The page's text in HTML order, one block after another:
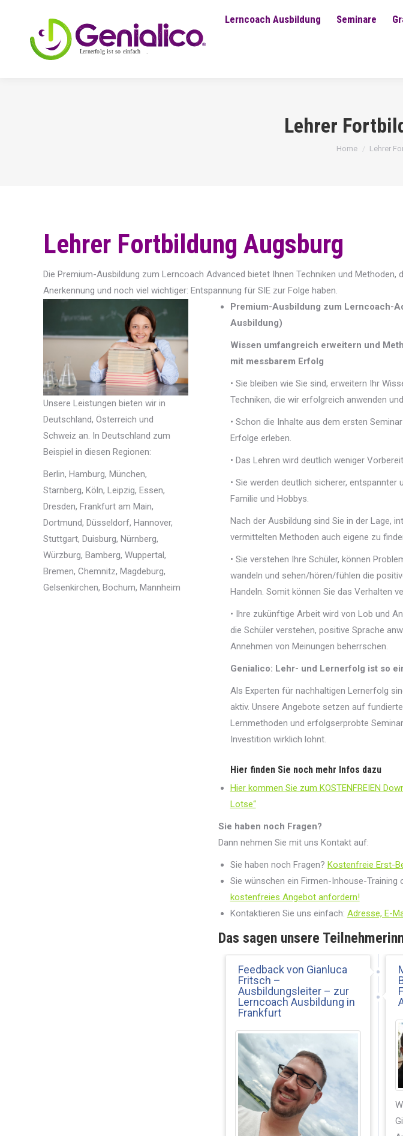
Lerncoach Ausbildung Seminare
Lehrer
You are here:
Home Lehrer
Lehrer Fortbildung Augsburg
Die Premium-Ausbildung zum Lerncoach Advanced bietet Ihnen Techniken und Methoden,
Anerkennung und noch viel wichtiger: Entspannung für SIE zur Folge haben.
Unsere Leistungen bieten wir in
Deutschland, Österreich und
Schweiz an. In Deutschland zum
Beispiel in diesen Regionen:
Berlin, Hamburg, München,
Starnberg, Köln, Leipzig, Essen,
Dresden, Frankfurt am Main,
Dortmund, Düsseldorf, Hannover,
Stuttgart, Duisburg, Nürnberg,
Würzburg, Bamberg, Wuppertal,
Bremen, Chemnitz, Magdeburg,
Gelsenkirchen, Bochum, Mannheim
Premium-Ausbildung zum Lerncoach-
Ausbildung)
Wissen umfangreich erweitern und
mit messbarem Erfolg
• Sie bleiben wie Sie sind, erweitern Ihr
Techniken, die wir erfolgreich anwenden
• Schon die Inhalte aus dem ersten
Erfolge erleben.
• Das Lehren wird deutlich weniger
• Sie werden deutlich sicherer,
Familie und Hobbys.
Nach der Ausbildung sind Sie in der Lage,
vermittelten Methoden auch eigene zu
• Sie verstehen Ihre Schüler, können
wandeln und sehen/hören/fühlen die
Handeln. Somit können Sie das Verhalten
• Ihre zukünftige Arbeit wird von Lob und
die Schüler verstehen, positive Sprache
Annehmen von Meinungen beherrschen.
Genialico: Lehr- und Lernerfolg ist so
Als Experten für nachhaltigen Lernerfolg
aktiv. Unsere Angebote setzen auf
Lernmethoden und erfolgserprobte
Investition wirklich lohnt.
Hier finden Sie noch mehr Infos dazu
Hier kommen Sie zum KOSTENFREIEN
Lotse“
Sie haben noch Fragen?
Dann nehmen Sie mit uns Kontakt auf:
Sie haben noch Fragen? Kostenfreie Erst-
Sie wünschen ein Firmen-Inhouse-Training
kostenfreies Angebot anfordern!
Kontaktieren Sie uns einfach: Adresse, E-
Das sagen unsere
Feedback von Gianluca
Fritsch –
Ausbildungsleiter – zur
Lerncoach Ausbildung in
Frankfurt